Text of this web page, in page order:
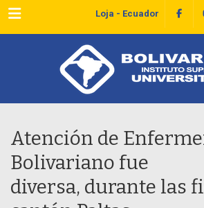
Menu Loja - Ecuador
Atención de
Bolivariano fue
diversa, durante las